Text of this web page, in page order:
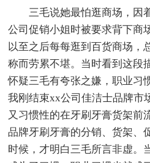
三毛说她最怕逛商场，因
公司促销小姐时被要求背下商
以至之后每每逛到百货商场，
称而劳累不堪。当时看到这段
怀疑三毛有夸张之嫌，职业习
我刚结束xx公司佳洁士品牌市
又习惯性的在牙刷牙膏货架前
品牌牙刷牙膏的分销、货架、
时候，才明白三毛所言非虚。